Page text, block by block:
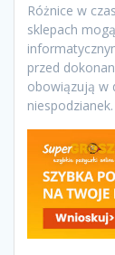
Różnice w
sklepach
przed
obowiązują w
niespodzianek.